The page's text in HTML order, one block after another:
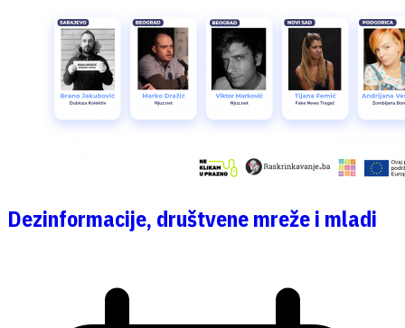
Dezinformacije, društvene mreže i mladi